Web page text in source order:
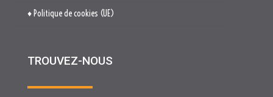
♦ Politique de cookies (UE)
TROUVEZ-NOUS